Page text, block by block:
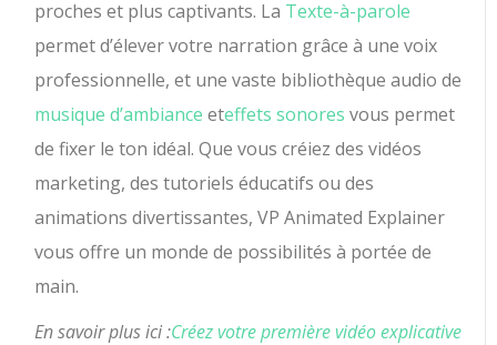
proches et plus captivants. La Texte-à-parole
permet d’élever votre narration grâce à une voix
professionnelle, et une vaste bibliothèque audio de
musique d’ambiance eteffets sonores vous permet
de fixer le ton idéal. Que vous créiez des vidéos
marketing, des tutoriels éducatifs ou des
animations divertissantes, VP Animated Explainer
vous offre un monde de possibilités à portée de
main.
En savoir plus ici :Créez votre première vidéo explicative